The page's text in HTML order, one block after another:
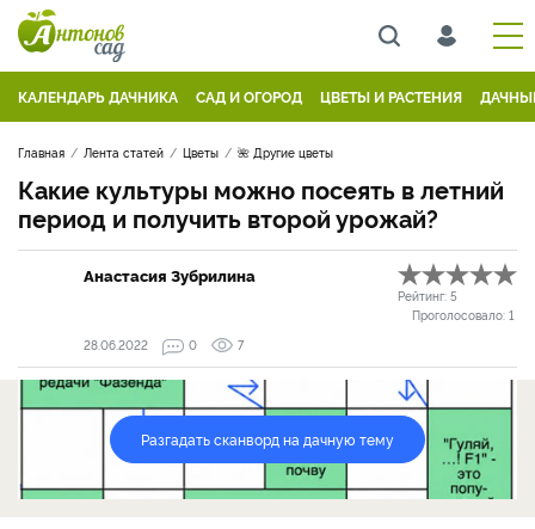
КАЛЕНДАРЬ ДАЧНИКА САД И ОГОРОД ЦВЕТЫ И РАСТЕНИЯ
Главная Лента статей Цветы 🌺 Другие цветы
Какие культуры можно посеять в летний
период и получить второй урожай?
Анастасия Зубрилина
Рейтинг: 5
Проголосовало: 1
28.06.2022
0 7
Разгадать сканворд на дачную тему